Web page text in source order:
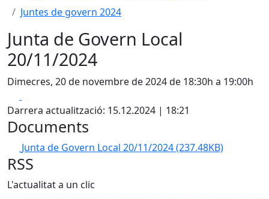
Juntes de govern 2024
Junta de Govern Local
20/11/2024
Dimecres, 20 de novembre de 2024 de 18:30h a 19:00h
Darrera actualització: 15.12.2024 | 18:21
Documents
Junta de Govern Local 20/11/2024(237.48KB)
RSS
L'actualitat a un clic